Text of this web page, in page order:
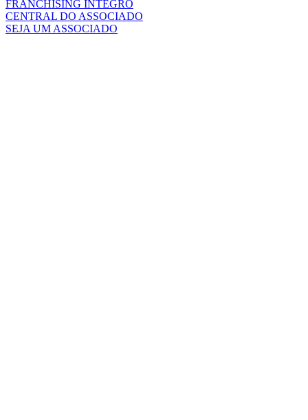
FRANCHISING ÍNTEGRO
CENTRAL DO ASSOCIADO
SEJA UM ASSOCIADO